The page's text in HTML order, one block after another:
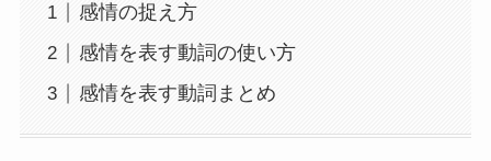
感情の捉え方
感情を表す動詞の使い方
感情を表す動詞まとめ